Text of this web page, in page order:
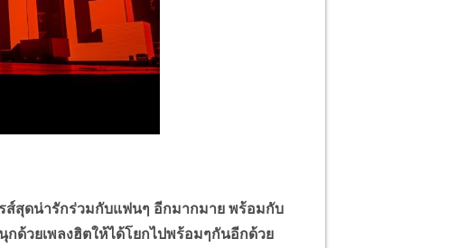
สุดน่ารักร่วมกับแฟนๆ อีกมากมาย พร้อมกับ
ด้วยเพลงฮิตให้ได้โยกไปพร้อมๆกันอีกด้วย